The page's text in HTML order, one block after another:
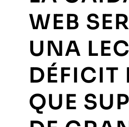
WEB
UNA
DÉFICIT
QUE